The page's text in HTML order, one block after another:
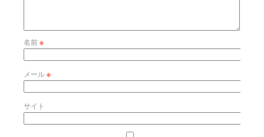
名前※
メール※
サイト